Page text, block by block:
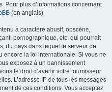
Pour plus d’informations concernant
(en anglais).
à caractère abusif, obscène,
pornographique, etc. qui pourrait
du pays dans lequel le serveur de
encore la loi internationale. Si vous ne
exposez à un bannissement
le droit d’avertir votre fournisseur
L’adresse IP de tous les messages
de ces conditions. Vous acceptez